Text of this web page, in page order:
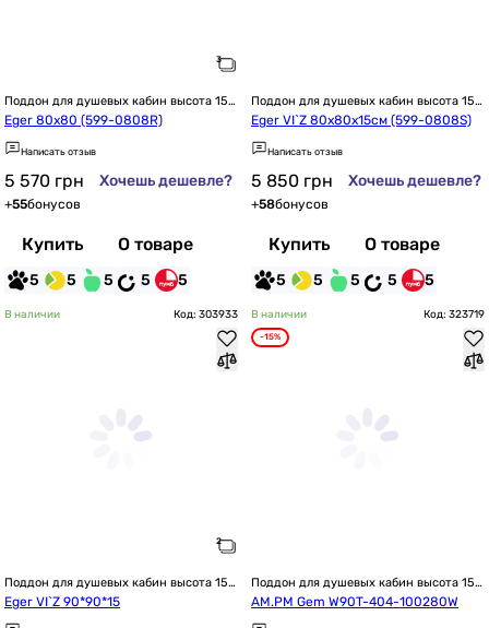
Поддон для душевых кабин высота 15
см / 150 мм
Eger 80x80 (599-0808R)
Написать отзыв
5 570 грн Хочешь дешевле?
+55бонусов
Купить О товаре
5 5 5 5 5
Поддон для душевых кабин высота 15
см / 150 мм
Eger VI`Z 80x80x15см (599-0808S)
Написать отзыв
5 850 грн Хочешь дешевле?
+58бонусов
Купить О товаре
5 5 5 5 5
В наличии Код: 303933
Поддон для душевых кабин высота 15
см / 150 мм
Eger VI`Z 90*90*15
В наличии Код: 323719
-15%
Поддон для душевых кабин высота 15
см / 150 мм
AM.PM Gem W90T-404-100280W